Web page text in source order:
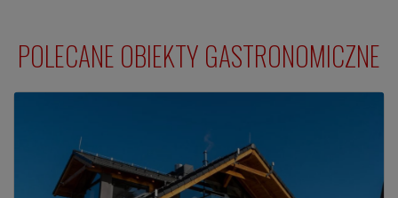
POLECANE OBIEKTY GASTRONOMICZNE